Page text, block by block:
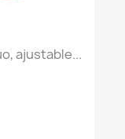
ajustable...